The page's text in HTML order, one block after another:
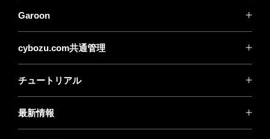
Garoon
cybozu.com共通管理
チュートリアル
最新情報